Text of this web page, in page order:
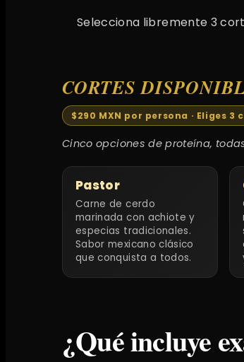
Selecciona libremente 3
CORTES
$290 MXN por persona · Eliges 3
Cinco opciones de proteína,
Pastor
Carne de cerdo
marinada con achiote y
especias tradicionales.
Sabor mexicano clásico
que conquista a todos.
¿Qué incluye